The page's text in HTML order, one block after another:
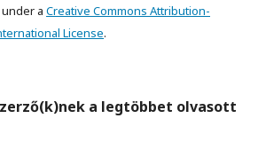
a Creative Commons Attribution-
License.
a legtöbbet olvasott